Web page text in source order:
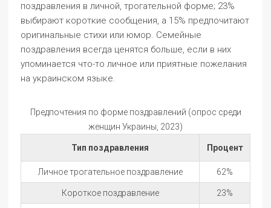
поздравления в личной, трогательной форме; 23%
выбирают короткие сообщения, а 15% предпочитают
оригинальные стихи или юмор. Семейные
поздравления всегда ценятся больше, если в них
упоминается что-то личное или приятные пожелания
на украинском языке.
Предпочтения по форме поздравлений (опрос среди
женщин Украины, 2023)
Тип поздравления Процент
Личное трогательное поздравление 62%
Короткое поздравление 23%